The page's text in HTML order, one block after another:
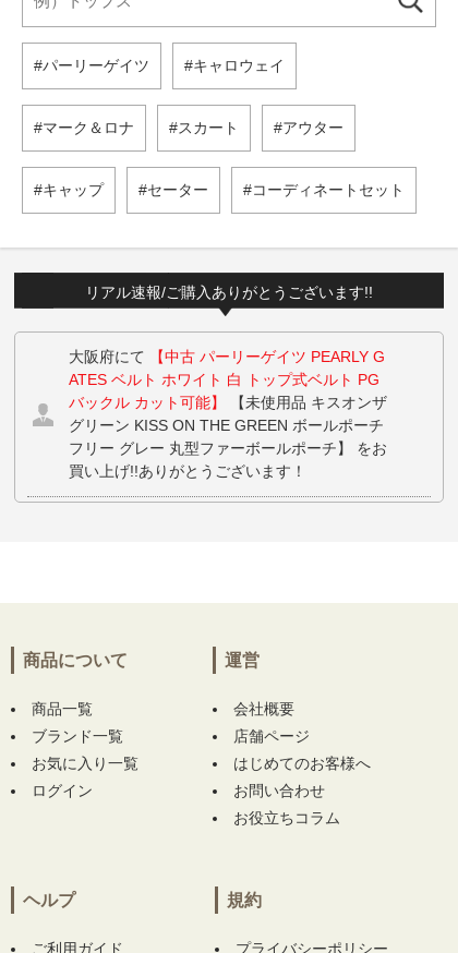
パーリーゲイツ キャロウェイ
マーク＆ロナ スカート アウター
キャップ セーター コーディネートセット
リアル速報/ご購入ありがとうございます!!
大阪府にて
【中古 パーリーゲイツ PEARLY G
ATES ベルト ホワイト 白 トップ式ベルト PG
バックル カット可能】
【未使用品 キスオンザ
グリーン KISS ON THE GREEN ボールポーチ
フリー グレー 丸型ファーボールポーチ】 をお
買い上げ!!ありがとうございます！
ATES ベルト ホワイト 白 トップ式ベルト PG
とうございます！
埼玉県にて
【中古 レディース マスターバニー
エディション MASTER BUNNY EDITION スカ
リーゲイツ PEARLY GATES グローブ S(19～2
エディション MASTER BUNNY EDITION スカ
商品について
商品一覧
ブランド一覧
お気に入り一覧
ログイン
運営
会社概要
店舗ページ
はじめてのお客様へ
お問い合わせ
お役立ちコラム
ヘルプ
ご利用ガイド
規約
プライバシーポリシー